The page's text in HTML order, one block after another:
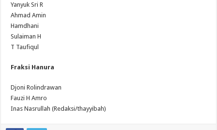
Yanyuk Sri R
Ahmad Amin
Hamdhani
Sulaiman H
T Taufiqul
Fraksi Hanura
Djoni Rolindrawan
Fauzi H Amro
Inas Nasrullah (Redaksi/thayyibah)